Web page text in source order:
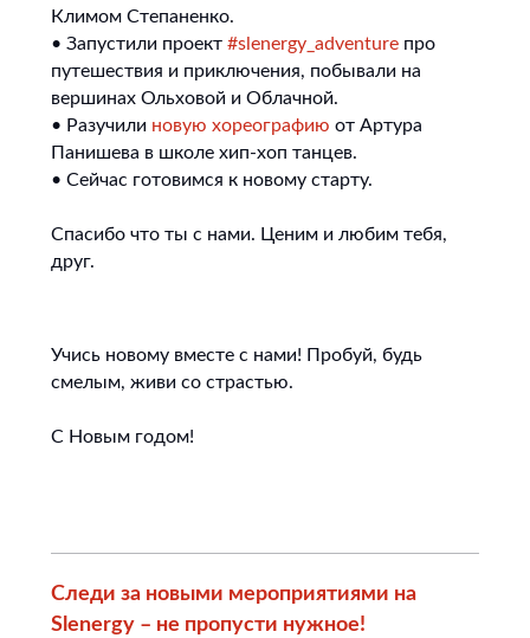
Климом Степаненко.
• Запустили проект #slenergy_adventure про
путешествия и приключения, побывали на
вершинах Ольховой и Облачной.
• Разучили новую хореографию от Артура
Панишева в школе хип-хоп танцев.
• Сейчас готовимся к новому старту.
Спасибо что ты с нами. Ценим и любим тебя,
друг.
Учись новому вместе с нами! Пробуй, будь
смелым, живи со страстью.
С Новым годом!
Следи за новыми мероприятиями на
Slenergy – не пропусти нужное!